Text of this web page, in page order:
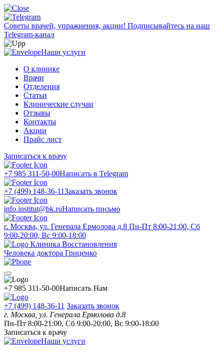
Советы врачей, упражнения, акции! Подписывайтесь на наш
Telegram-канал
Наши услуги
О клинике
Врачи
Отделения
Статьи
Клинические случаи
Отзывы
Контакты
Акции
Прайс лист
Записаться к врачу
+7 985 311-50-00Написать в Telegram
+7 (499) 148-36-11Заказать звонок
info.institut@bk.ruНаписать письмо
г. Москва, ул. Генерала Ермолова д.8 Пн-Пт 8:00-21:00, Сб
9:00-20:00, Вс 9:00-18:00
Клиника Восстановления
Человека доктора Гриценко
+7 985 311-50-00Написать Нам
+7 (499) 148-36-11 Заказать звонок
г. Москва, ул. Генерала Ермолова д.8
Пн-Пт 8:00-21:00, Сб 9:00-20:00, Вс 9:00-18:00
Записаться к врачу
Наши услуги